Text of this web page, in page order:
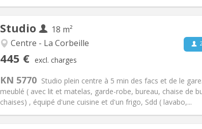
Studio
18 m²
Centre - La Corbeille
445 € excl. charges
KN 5770 Studio plein centre à 5 min des facs et de le
meublé ( avec lit et matelas, garde-robe, bureau, chaise de
chaises) , équipé d'une cuisine et d'un frigo, Sdd ( lavabo,...
Arrangement
Bathroom:Private bathroom
Surface:18 m2
Other
Atmosphere: